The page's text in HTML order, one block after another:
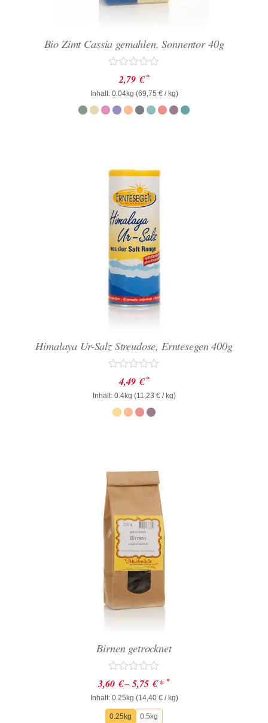
Bio Zimt Cassia gemahlen, Sonnentor 40g
Bewertet
mit
0
von
5
2,79 € *
Inhalt: 0.04kg (69,75 €/ kg)
Himalaya Ur-Salz Streudose, Erntesegen 400g
Bewertet
mit
0
von
5
4,49 € *
Inhalt: 0.4kg (11,23 €/ kg)
Birnen getrocknet
Bewertet
mit
0
von
5
3,60 €–5,75 €* *
Inhalt: 0.25kg (14,40 €/ kg)
0.25kg 0.5kg